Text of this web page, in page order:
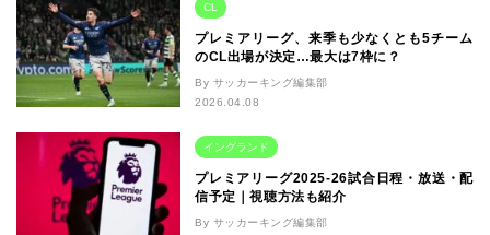
CL
プレミアリーグ、来季も少なくとも5チーム
のCL出場が決定…最大は7枠に？
By サッカーキング編集部
2026.04.08
イングランド
プレミアリーグ2025-26試合日程・放送・配
信予定｜視聴方法も紹介
By サッカーキング編集部